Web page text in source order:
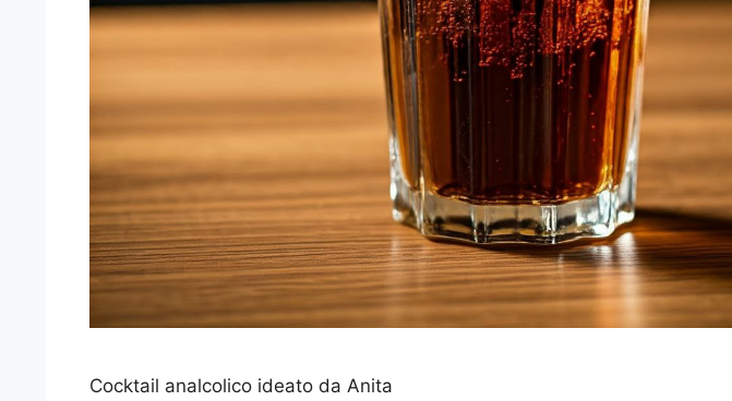
Cocktail analcolico ideato da Anita